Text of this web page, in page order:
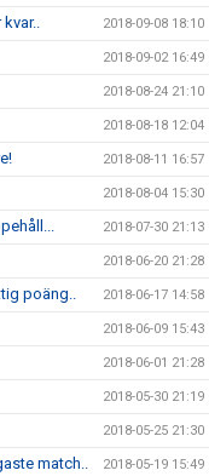
2018-09-08 18:10
2018-09-02 16:49
2018-08-24 21:10
2018-08-18 12:04
2018-08-11 16:57
2018-08-04 15:30
2018-07-30 21:13
2018-06-20 21:28
poäng.. 2018-06-17 14:58
2018-06-09 15:43
2018-06-01 21:28
2018-05-30 21:19
2018-05-25 21:30
match.. 2018-05-19 15:49